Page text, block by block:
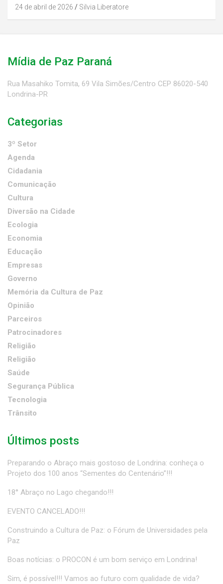
24 de abril de 2026 Silvia Liberatore
Mídia de Paz Paraná
Rua Masahiko Tomita, 69 Vila Simões/Centro CEP 86020-540
Londrina-PR
Categorias
3º Setor
Agenda
Cidadania
Comunicação
Cultura
Diversão na Cidade
Ecologia
Economia
Educação
Empresas
Governo
Memória da Cultura de Paz
Opinião
Parceiros
Patrocinadores
Religião
Religião
Saúde
Segurança Pública
Tecnologia
Trânsito
Últimos posts
Preparando o Abraço mais gostoso de Londrina: conheça o
Projeto dos 100 anos “Sementes do Centenário”!!!
18° Abraço no Lago chegando!!!
EVENTO CANCELADO!!!
Construindo a Cultura de Paz: o Fórum de Universidades pela
Paz
Boas notícias: o PROCON é um bom serviço em Londrina!
Sim, é possível!!! Vamos ao futuro com qualidade de vida?